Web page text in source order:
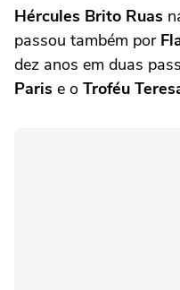
Hércules Brito Ruas
passou também por
dez anos em duas
Paris e o Troféu